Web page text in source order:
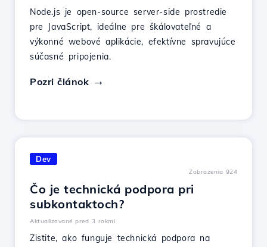
Node.js je open-source server-side prostredie
pre JavaScript, ideálne pre škálovateľné a
výkonné webové aplikácie, efektívne spravujúce
súčasné pripojenia.
Pozri článok
Dev
Zobrazenia 924
Čo je technická podpora pri
subkontaktoch?
Aktualizované pred 3 rokmi
Zistite, ako funguje technická podpora na